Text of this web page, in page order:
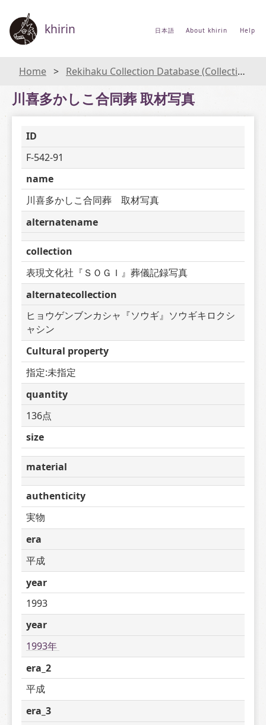
khirin 日本語 About khirin Help
Home Rekihaku Collection Database (Collections Database of the National Museum of Japanese History)
川喜多かしこ合同葬 取材写真
ID
F-542-91
name
川喜多かしこ合同葬　取材写真
alternatename
collection
表現文化社『ＳＯＧＩ』葬儀記録写真
alternatecollection
ヒョウゲンブンカシャ『ソウギ』ソウギキロクシ
ャシン
Cultural property
指定:未指定
quantity
136点
size
material
authenticity
実物
era
平成
year
1993
year
1993年
era_2
平成
era_3